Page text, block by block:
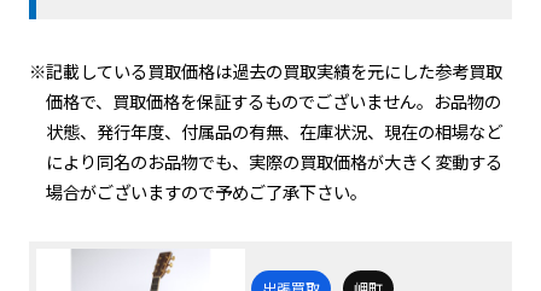
※記載している買取価格は過去の買取実績を元にした参考買取
価格で、買取価格を保証するものでございません。お品物の
状態、発行年度、付属品の有無、在庫状況、現在の相場など
により同名のお品物でも、実際の買取価格が大きく変動する
場合がございますので予めご了承下さい。